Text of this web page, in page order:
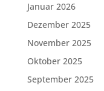
Januar 2026
Dezember 2025
November 2025
Oktober 2025
September 2025